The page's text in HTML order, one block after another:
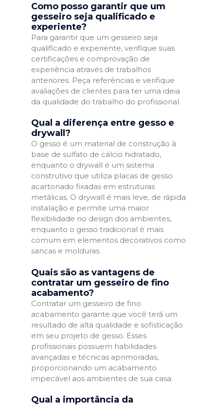
Como posso garantir que um
gesseiro seja qualificado e
experiente?
Para garantir que um gesseiro seja
qualificado e experiente, verifique suas
certificações e comprovação de
experiência através de trabalhos
anteriores. Peça referências e verifique
avaliações de clientes para ter uma ideia
da qualidade do trabalho do profissional.
Qual a diferença entre gesso e
drywall?
O gesso é um material de construção à
base de sulfato de cálcio hidratado,
enquanto o drywall é um sistema
construtivo que utiliza placas de gesso
acartonado fixadas em estruturas
metálicas. O drywall é mais leve, de rápida
instalação e permite uma maior
flexibilidade no design dos ambientes,
enquanto o gesso tradicional é mais
comum em elementos decorativos como
sancas e molduras.
Quais são as vantagens de
contratar um gesseiro de fino
acabamento?
Contratar um gesseiro de fino
acabamento garante que você terá um
resultado de alta qualidade e sofisticação
em seu projeto de gesso. Esses
profissionais possuem habilidades
avançadas e técnicas aprimoradas,
proporcionando um acabamento
impecável aos ambientes de sua casa.
Qual a importância da